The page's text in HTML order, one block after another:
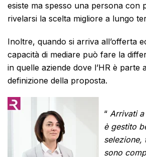
esiste ma spesso una persona con
rivelarsi la scelta migliore a lungo
Inoltre, quando si arriva all’offerta
capacità di mediare può fare la
in quelle aziende dove l’HR è parte
definizione della proposta.
“ Arrivati a
è gestito
selezione,
sono